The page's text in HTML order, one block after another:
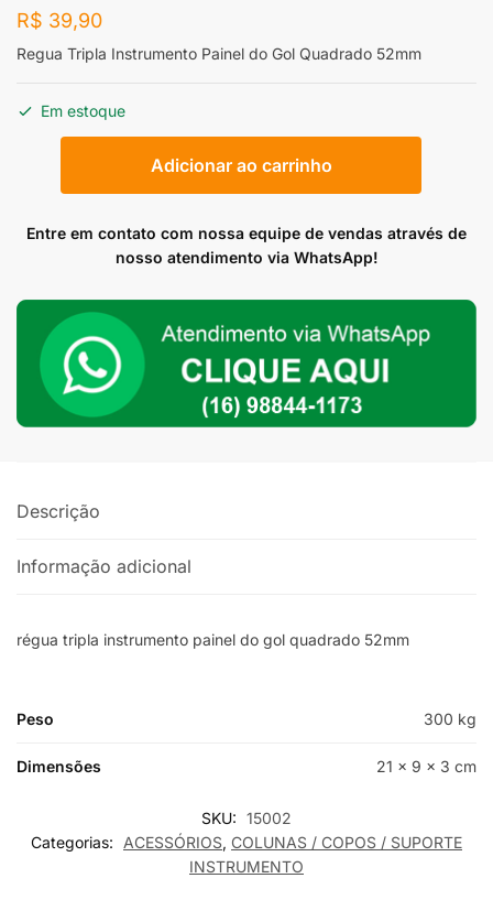
R$ 39,90
Regua Tripla Instrumento Painel do Gol Quadrado 52mm
Em estoque
Instrumento
Painel
Quadrado
52mm
quantidade
Adicionar ao carrinho
Entre em contato com nossa equipe de vendas através de
nosso atendimento via WhatsApp!
Descrição
Informação adicional
régua tripla instrumento painel do gol quadrado 52mm
Peso 300 kg
Dimensões 21 × 9 × 3 cm
SKU: 15002
Categorias:
ACESSÓRIOS, COLUNAS / COPOS / SUPORTE
INSTRUMENTO